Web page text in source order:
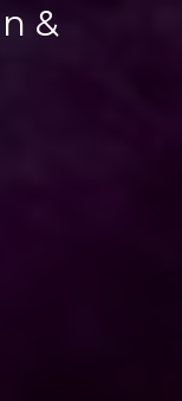
&